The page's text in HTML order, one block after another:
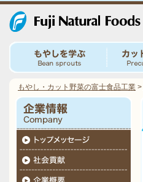
もやし・カット野菜の富士食品工業 >